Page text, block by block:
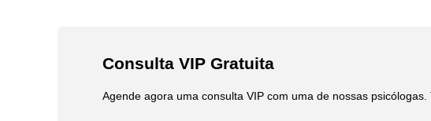
Consulta VIP Gratuita
Agende agora uma consulta VIP com uma de nossas psicólogas.